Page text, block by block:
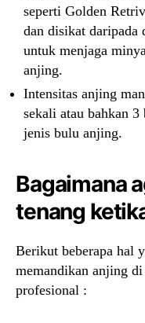
seperti Golden
dan disikat
untuk menjaga
anjing.
Intensitas anjing
sekali atau bahkan
jenis bulu anjing.
Bagaimana
tenang
Berikut beberapa hal
memandikan anjing di
profesional :